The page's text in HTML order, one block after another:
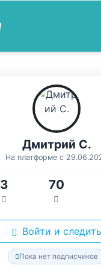
Дмитрий С.
На платформе с
3 70
Войти и следить
Пока нет подписчиков